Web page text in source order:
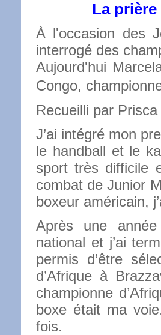
La prière est
À l'occasion des
interrogé des
Aujourd'hui
Congo,
Recueilli par
J’ai intégré mon
le handball et le
sport très difficile
combat de Junior
boxeur américain,
Après une année
national et j’ai
permis d’être
d’Afrique à
championne
boxe était ma
fois.